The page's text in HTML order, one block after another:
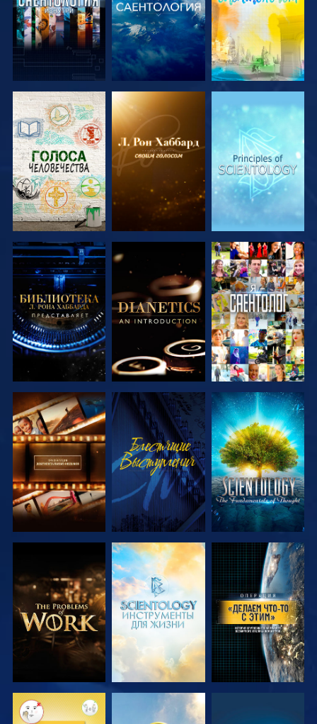
СМОТРЕТЬ
ПЕРЕДАЧИ
СМОТРЕТЬ
ПЕРЕДАЧИ
СМОТРЕТЬ
ПЕРЕДАЧИ
СМОТРЕТЬ
ПЕРЕДАЧИ
СМОТРЕТЬ
ПЕРЕДАЧИ
СМОТРЕТЬ
СМОТРЕТЬ
ПЕРЕДАЧИ
СМОТРЕТЬ
СМОТРЕТЬ
ПЕРЕДАЧИ
СМОТРЕТЬ
ПЕРЕДАЧИ
СМОТРЕТЬ
ПЕРЕДАЧИ
СМОТРЕТЬ